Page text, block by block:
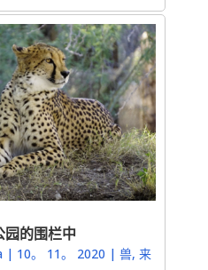
园的围栏中
| 10。 11。 2020 |兽,来